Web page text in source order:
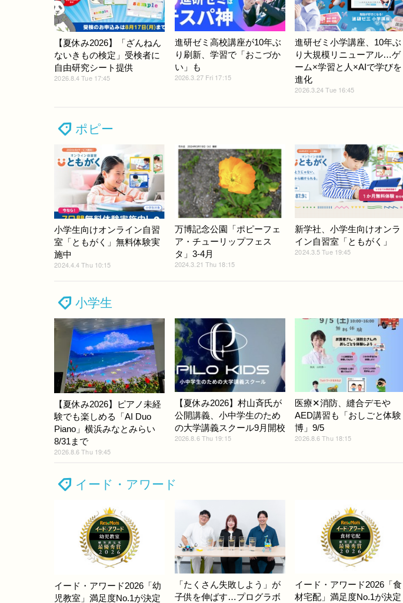
【夏休み2026】「ざんねん
ないきもの検定」受検者に
自由研究シート提供
2026.8.4 Tue 17:45
進研ゼミ高校講座が10年ぶ
り刷新、学習で「おこづか
い」も
2026.3.27 Fri 17:15
進研ゼミ小学講座、10年ぶ
り大規模リニューアル…ゲ
ーム×学習と人×AIで学びを
進化
2026.3.24 Tue 16:45
ポピー
小学生向けオンライン自習
室「ともがく」無料体験実
施中
2024.4.4 Thu 10:15
万博記念公園「ポピーフェ
ア・チューリップフェス
タ」3-4月
2024.3.21 Thu 18:15
新学社、小学生向けオンラ
イン自習室「ともがく」
2024.3.5 Tue 19:45
小学生
【夏休み2026】ピアノ未経
験でも楽しめる「AI Duo
Piano」横浜みなとみらい
8/31まで
2026.8.6 Thu 19:45
【夏休み2026】村山斉氏が
公開講義、小中学生のため
の大学講義スクール9月開校
2026.8.6 Thu 19:15
医療✕消防、縫合デモや
AED講習も「おしごと体験
博」9/5
2026.8.6 Thu 18:15
イード・アワード
イード・アワード2026「幼
児教室」満足度No.1が決定
「たくさん失敗しよう」が
子供を伸ばす…プログラボ
イード・アワード2026「食
材宅配」満足度No.1が決定